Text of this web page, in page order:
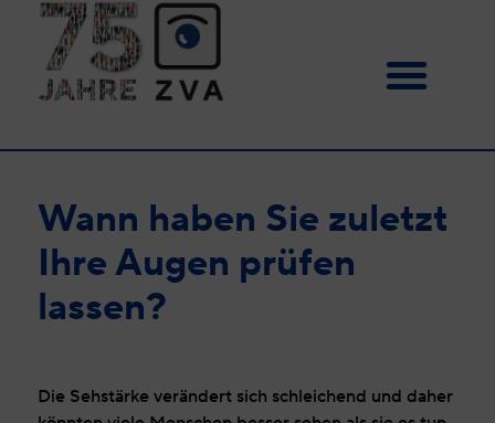
Wann haben Sie zuletzt
Ihre Augen prüfen
lassen?
Die Sehstärke verändert sich schleichend und daher